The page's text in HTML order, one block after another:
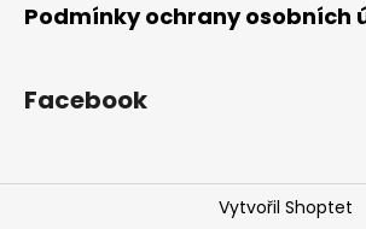
Podmínky ochrany osobních
Facebook
Vytvořil Shoptet